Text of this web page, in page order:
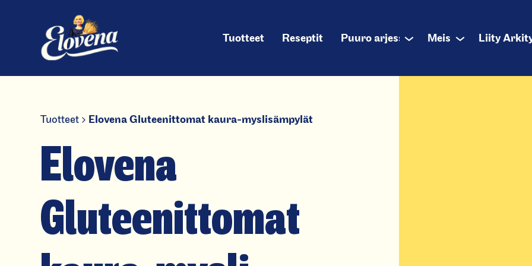
Tuotteet Reseptit Puuro arjessaSub MeistäSub Liity
Tuotteet Elovena Gluteenittomat kaura-myslisämpylät
Elovena
Gluteenittomat